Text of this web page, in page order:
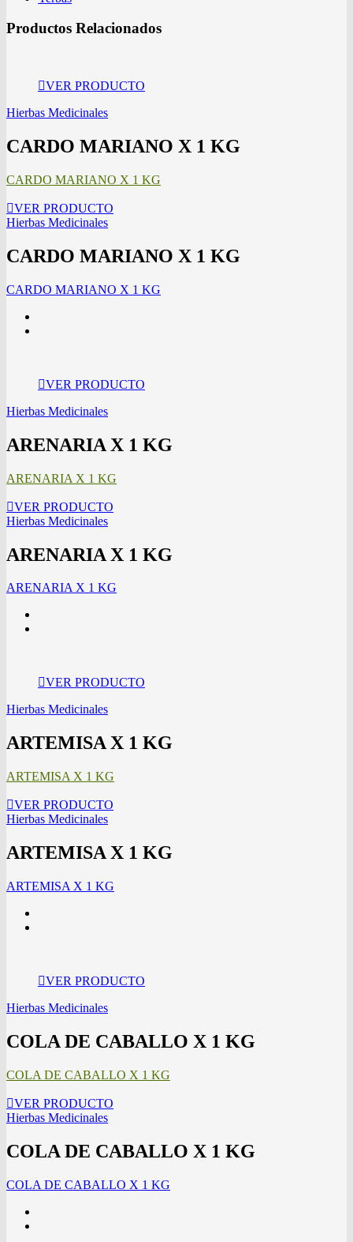
Productos Relacionados
VER PRODUCTO
Hierbas Medicinales
CARDO MARIANO X 1 KG
CARDO MARIANO X 1 KG
VER PRODUCTO
Hierbas Medicinales
CARDO MARIANO X 1 KG
CARDO MARIANO X 1 KG
VER PRODUCTO
Hierbas Medicinales
ARENARIA X 1 KG
ARENARIA X 1 KG
VER PRODUCTO
Hierbas Medicinales
ARENARIA X 1 KG
ARENARIA X 1 KG
VER PRODUCTO
Hierbas Medicinales
ARTEMISA X 1 KG
ARTEMISA X 1 KG
VER PRODUCTO
Hierbas Medicinales
ARTEMISA X 1 KG
ARTEMISA X 1 KG
VER PRODUCTO
Hierbas Medicinales
COLA DE CABALLO X 1 KG
COLA DE CABALLO X 1 KG
VER PRODUCTO
Hierbas Medicinales
COLA DE CABALLO X 1 KG
COLA DE CABALLO X 1 KG